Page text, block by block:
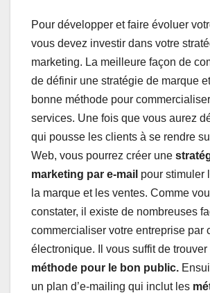
Pour développer et faire évoluer
vous devez investir dans votre
marketing. La meilleure façon de
de définir une stratégie de marque
bonne méthode pour
services. Une fois que vous aurez
qui pousse les clients à se rendre
Web, vous pourrez créer une
marketing par e-mail pour stimuler
la marque et les ventes. Comme
constater, il existe de nombreuses
commercialiser votre entreprise par
électronique. Il vous suffit de trouver l
méthode pour le bon public.
un plan d’e-mailing qui inclut les